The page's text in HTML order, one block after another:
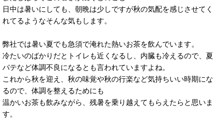
日中は暑いにしても、朝晩は少しですが秋の気配を感じさせてく
れてるようなそんな気もします。
弊社では暑い夏でも急須で淹れた熱いお茶を飲んでいます。
冷たいのばかりだとトイレも近くなるし、内臓も冷えるので、夏
バテなど体調不良になるとも言われていますよね。
これから秋を迎え、秋の味覚や秋の行楽など気持ちいい時期にな
るので、体調を整えるためにも
温かいお茶も飲みながら、残暑を乗り越えてもらえたらと思いま
す。